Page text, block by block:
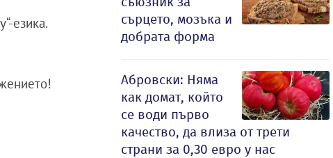
езика.
сърцето, мозъка и
добрата форма
Абровски: Няма
как домат, който
се води първо
качество, да влиза от трети
страни за 0,30 евро у нас